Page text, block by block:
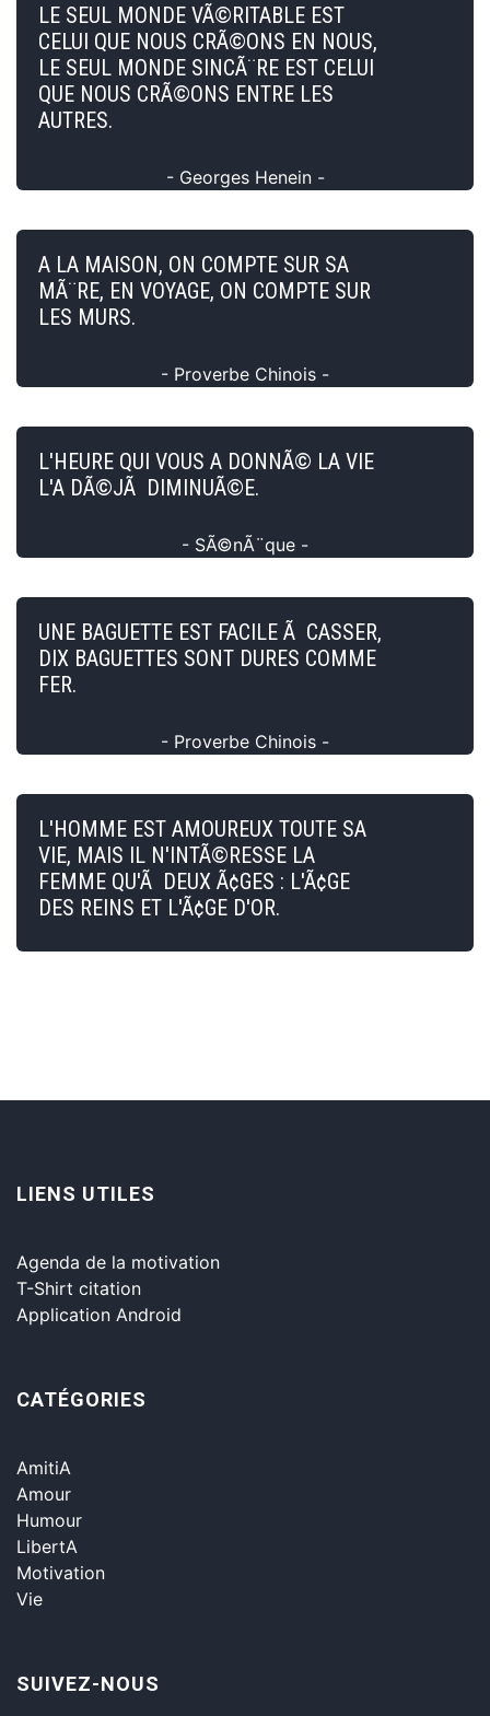
LE SEUL MONDE VÃ©RITABLE EST
CELUI QUE NOUS CRÃ©ONS EN NOUS,
LE SEUL MONDE SINCÃ¨RE EST CELUI
QUE NOUS CRÃ©ONS ENTRE LES
AUTRES.
- Georges Henein -
A LA MAISON, ON COMPTE SUR SA
MÃ¨RE, EN VOYAGE, ON COMPTE SUR
LES MURS.
- Proverbe Chinois -
L'HEURE QUI VOUS A DONNÃ© LA VIE
L'A DÃ©JÃ DIMINUÃ©E.
- SÃ©nÃ¨que -
UNE BAGUETTE EST FACILE Ã CASSER,
DIX BAGUETTES SONT DURES COMME
FER.
- Proverbe Chinois -
L'HOMME EST AMOUREUX TOUTE SA
VIE, MAIS IL N'INTÃ©RESSE LA
FEMME QU'Ã DEUX Ã¢GES : L'Ã¢GE
DES REINS ET L'Ã¢GE D'OR.
LIENS UTILES
Agenda de la motivation
T-Shirt citation
Application Android
CATÉGORIES
AmitiA
Amour
Humour
LibertA
Motivation
Vie
SUIVEZ-NOUS